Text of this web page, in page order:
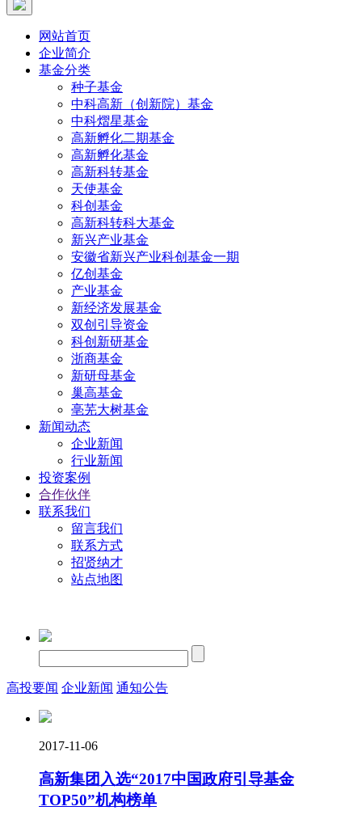
网站首页
企业简介
基金分类
种子基金
中科高新（创新院）基金
中科熠星基金
高新孵化二期基金
高新孵化基金
高新科转基金
天使基金
科创基金
高新科转科大基金
新兴产业基金
安徽省新兴产业科创基金一期
亿创基金
产业基金
新经济发展基金
双创引导资金
科创新研基金
浙商基金
新研母基金
巢高基金
亳芜大树基金
新闻动态
企业新闻
行业新闻
投资案例
合作伙伴
联系我们
留言我们
联系方式
招贤纳才
站点地图
高投要闻 企业新闻 通知公告
2017-11-06
高新集团入选“2017中国政府引导基金
TOP50”机构榜单